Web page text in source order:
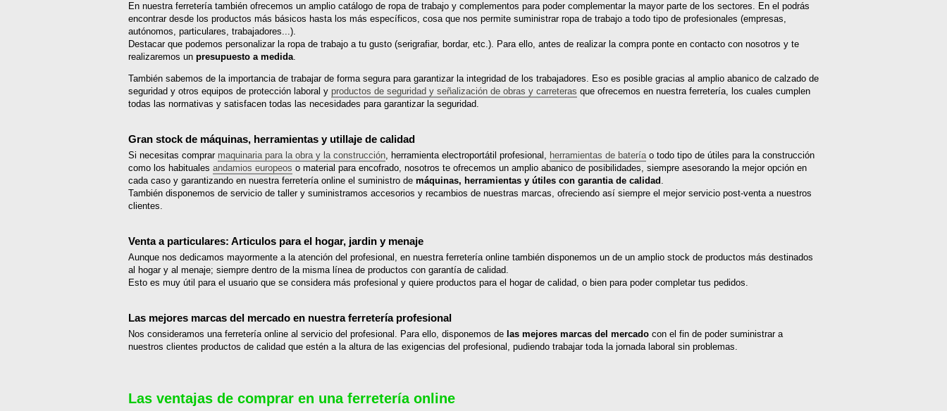
En nuestra ferretería también ofrecemos un amplio catálogo de ropa de trabajo y complementos para poder complementar la mayor parte de los sectores. En el podrás
encontrar desde los productos más básicos hasta los más específicos, cosa que nos permite suministrar ropa de trabajo a todo tipo de profesionales (empresas,
autónomos, particulares, trabajadores...).
Destacar que podemos personalizar la ropa de trabajo a tu gusto (serigrafiar, bordar, etc.). Para ello, antes de realizar la compra ponte en contacto con nosotros y te
realizaremos un presupuesto a medida.
También sabemos de la importancia de trabajar de forma segura para garantizar la integridad de los trabajadores. Eso es posible gracias al amplio abanico de calzado de
seguridad y otros equipos de protección laboral y productos de seguridad y señalización de obras y carreteras que ofrecemos en nuestra ferretería, los cuales cumplen
todas las normativas y satisfacen todas las necesidades para garantizar la seguridad.
Gran stock de máquinas, herramientas y utillaje de calidad
Si necesitas comprar maquinaria para la obra y la construcción, herramienta electroportátil profesional, herramientas de bateríao todo tipo de útiles para la construcción
como los habituales andamios europeos o material para encofrado, nosotros te ofrecemos un amplio abanico de posibilidades, siempre asesorando la mejor opción en
cada caso y garantizando en nuestra ferretería online el suministro de máquinas, herramientas y útiles con garantia de calidad .
También disponemos de servicio de taller y suministramos accesorios y recambios de nuestras marcas, ofreciendo así siempre el mejor servicio post-venta a nuestros
clientes.
Venta a particulares: Articulos para el hogar, jardin y menaje
Aunque nos dedicamos mayormente a la atención del profesional, en nuestra ferretería online también disponemos un de un amplio stock de productos más destinados
al hogar y al menaje; siempre dentro de la misma línea de productos con garantía de calidad.
Esto es muy útil para el usuario que se considera más profesional y quiere productos para el hogar de calidad, o bien para poder completar tus pedidos.
Las mejores marcas del mercado en nuestra ferretería profesional
Nos consideramos una ferretería online al servicio del profesional. Para ello, disponemos de las mejores marcas del mercado con el fin de poder suministrar a
nuestros clientes productos de calidad que estén a la altura de las exigencias del profesional, pudiendo trabajar toda la jornada laboral sin problemas.
Las ventajas de comprar en una ferretería online